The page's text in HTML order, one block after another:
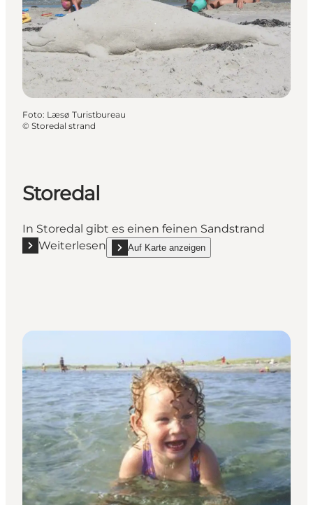
Foto: Læsø Turistbureau
© Storedal strand
Storedal
In Storedal gibt es einen feinen Sandstrand
Weiterlesen
Mehr erfahren "Storedal"Auf Karte anzeigen
show Storedal on_map